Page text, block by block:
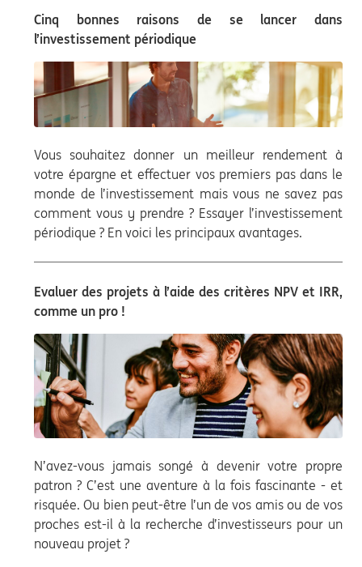
Cinq bonnes raisons de se lancer dans
l’investissement périodique
Vous souhaitez donner un meilleur rendement à
votre épargne et effectuer vos premiers pas dans le
monde de l’investissement mais vous ne savez pas
comment vous y prendre ? Essayer l’investissement
périodique ? En voici les principaux avantages.
Evaluer des projets à l’aide des critères NPV et IRR,
comme un pro !
N’avez-vous jamais songé à devenir votre propre
patron ? C’est une aventure à la fois fascinante - et
risquée. Ou bien peut-être l’un de vos amis ou de vos
proches est-il à la recherche d’investisseurs pour un
nouveau projet ?